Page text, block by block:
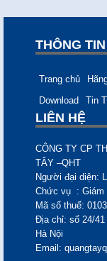
THÔNG TIN
Trang chủ
Download
Tin
LIÊN HỆ
CÔNG TY CP
TÂY –QHT
Người đại diện:
Chức vụ : Giám
Mã số thuế:
Địa chỉ: số 24/
Hà Nội
Email: